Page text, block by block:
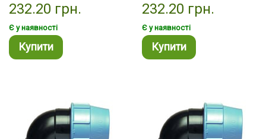
232.20 грн.
Є у наявності
Купити
232.20 грн.
Є у наявності
Купити